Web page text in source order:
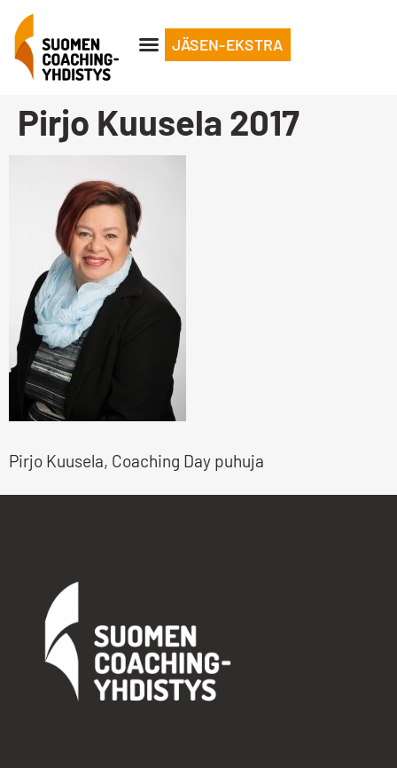
JÄSEN-EKSTRA
Pirjo Kuusela 2017
Pirjo Kuusela, Coaching Day puhuja